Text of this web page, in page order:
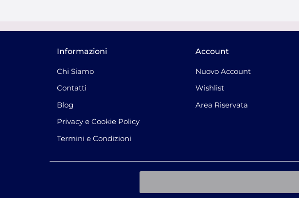
Informazioni
Chi Siamo
Contatti
Blog
Privacy e Cookie Policy
Termini e Condizioni
Account
Nuovo Account
Wishlist
Area Riservata